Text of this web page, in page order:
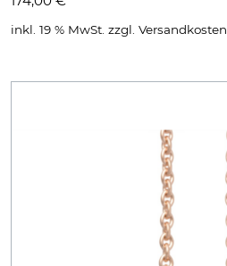
inkl. 19 % MwSt. zzgl. Versandkosten